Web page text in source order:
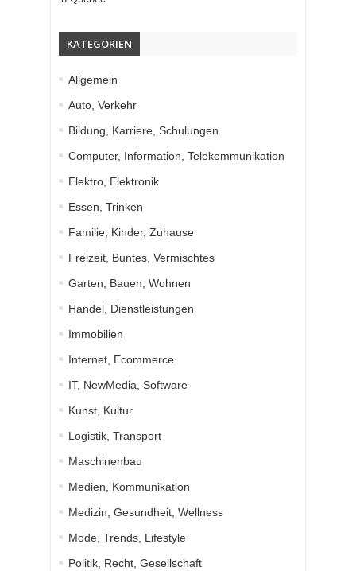
KATEGORIEN
Allgemein
Auto, Verkehr
Bildung, Karriere, Schulungen
Computer, Information, Telekommunikation
Elektro, Elektronik
Essen, Trinken
Familie, Kinder, Zuhause
Freizeit, Buntes, Vermischtes
Garten, Bauen, Wohnen
Handel, Dienstleistungen
Immobilien
Internet, Ecommerce
IT, NewMedia, Software
Kunst, Kultur
Logistik, Transport
Maschinenbau
Medien, Kommunikation
Medizin, Gesundheit, Wellness
Mode, Trends, Lifestyle
Politik, Recht, Gesellschaft